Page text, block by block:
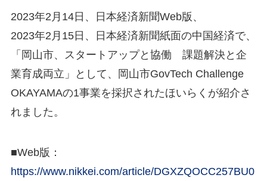
2023年2月14日、日本経済新聞Web版、
2023年2月15日、日本経済新聞紙面の中国経済で、
「岡山市、スタートアップと協働 課題解決と企
業育成両立」として、岡山市GovTech Challenge
OKAYAMAの1事業を採択されたほいらくが紹介さ
れました。
■Web版：
https://www.nikkei.com/article/DGXZQOCC257BU0